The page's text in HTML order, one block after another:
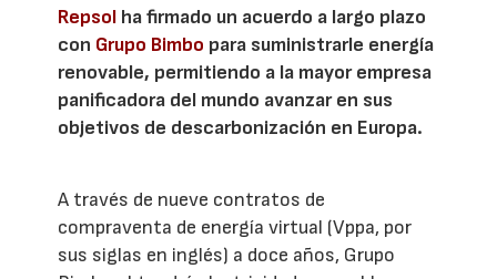
Repsol ha firmado un acuerdo a largo plazo
con Grupo Bimbo para suministrarle energía
renovable, permitiendo a la mayor empresa
panificadora del mundo avanzar en sus
objetivos de descarbonización en Europa.
A través de nueve contratos de
compraventa de energía virtual (Vppa, por
sus siglas en inglés) a doce años, Grupo